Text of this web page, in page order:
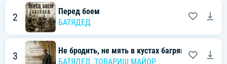
За плечами походный мешок
Путь далёкий и путь опасный
Но пришёл твой черёд, сынок
2
Перед боем
БАТЯДЕД
3
Не бродить, не мять в кустах багряных
БАТЯДЕД, ТОВАРИЩ МАЙОР